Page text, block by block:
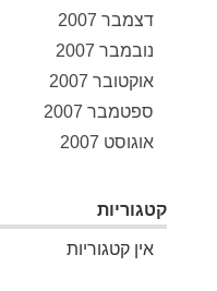
דצמבר 2007
נובמבר 2007
אוקטובר 2007
ספטמבר 2007
אוגוסט 2007
קטגוריות
אין קטגוריות